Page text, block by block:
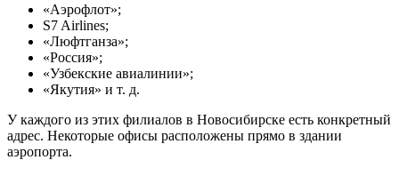
«Аэрофлот»;
S7 Airlines;
«Люфтганза»;
«Россия»;
«Узбекские авиалинии»;
«Якутия» и т. д.
У каждого из этих филиалов в Новосибирске есть конкретный
адрес. Некоторые офисы расположены прямо в здании
аэропорта.